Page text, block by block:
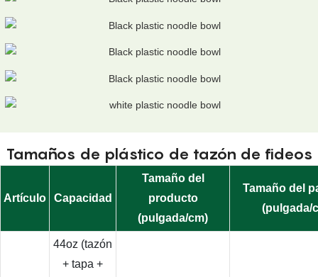
Tamaños de plástico de tazón de fideos
Artículo Capacidad
Tamaño del
producto
(pulgada/cm)
Tamaño del
(pulgada/
44oz (tazón
+ tapa +